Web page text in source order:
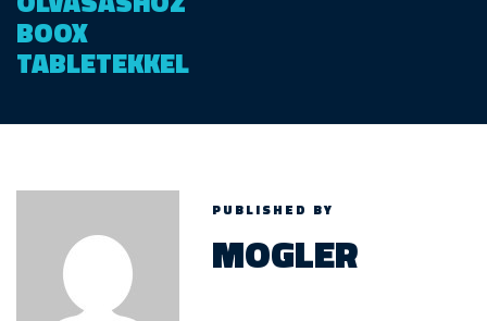
BOOX
TABLETEKKEL
PUBLISHED BY
MOGLER